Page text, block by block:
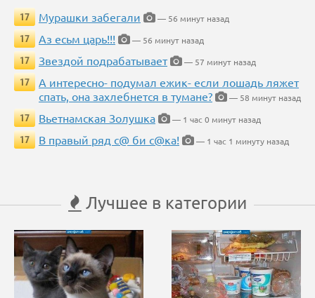
17 Мурашки забегали
— 56 минут назад
17
Аз есьм царь!!!
— 56 минут назад
17
Звездой подрабатывает
— 57 минут назад
17
А интересно- подумал ежик- если лошадь ляжет
спать, она захлебнется в тумане?
— 58 минут назад
17
Вьетнамская Золушка
— 1 час 0 минут назад
17
В правый ряд с@ би с@ка! — 1 час 1 минуту назад
Лучшее в категории